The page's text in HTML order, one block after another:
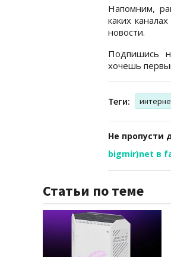
Напомним,
каких
новости.
Подпишись
хочешь
Теги:
Не пропусти
bigmir)net в
Статьи по теме